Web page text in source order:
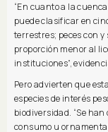
“En cuanto a la
puede clasificar en
terrestres; peces con
proporción menor al
instituciones”,
Pero advierten que
especies de interés
biodiversidad. “Se
consumo u